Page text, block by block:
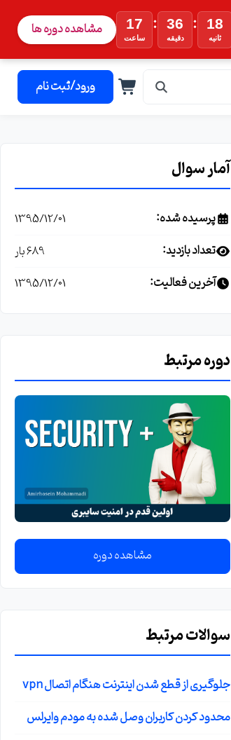
17
ساعت
: 36
دقیقه
: 18
ثانیه مشاهده دوره ها
ورود/ثبت نام
آمار سوال
پرسیده شده: 1395/12/01
تعداد بازدید: 689 بار
آخرین فعالیت: 1395/12/01
دوره مرتبط
مشاهده دوره
سوالات مرتبط
جلوگیری از قطع شدن اینترنت هنگام اتصال vpn
محدود کردن کاربران وصل شده به مودم وایرلس